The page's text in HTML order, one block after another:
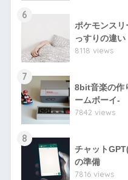
6
ポケモンスリ
っすりの違い
8118 views
7
8bit音楽の作
ームボーイ-
7842 views
8
チャット
の準備
7816 views